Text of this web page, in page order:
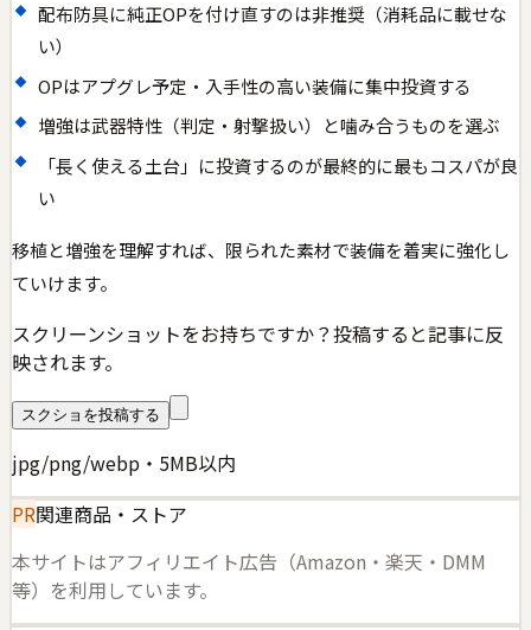
配布防具に純正OPを付け直すのは非推奨（消耗品に載せな
い）
OPはアプグレ予定・入手性の高い装備に集中投資する
増強は武器特性（判定・射撃扱い）と噛み合うものを選ぶ
「長く使える土台」に投資するのが最終的に最もコスパが良
い
移植と増強を理解すれば、限られた素材で装備を着実に強化し
ていけます。
スクリーンショットをお持ちですか？投稿すると記事に反
映されます。
スクショを投稿する
jpg/png/webp・5MB以内
PR関連商品・ストア
本サイトはアフィリエイト広告（Amazon・楽天・DMM
等）を利用しています。